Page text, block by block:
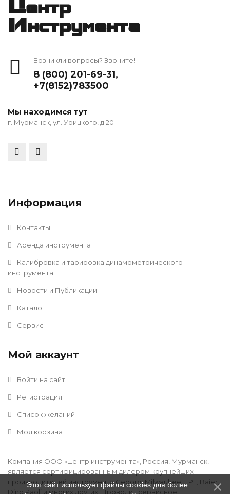
Центр
Инструмента
Возникли вопросы? Звоните!
8 (800) 201-69-31,
+7(8152)783500
Мы находимся тут
г. Мурманск, ул. Урицкого, д 20
Информация
Контакты
Аренда инструмента
Калибровка и тарировка динамометрического
инструмента
Новости и Публикации
Каталог
Сервис
Мой аккаунт
Войти на сайт
Регистрация
Список желаний
Моя корзина
Компания ООО «Центр инструмента», Россия, Мурманск,
является сертифицированным дилером крупнейших
производителей инструмента Gedore, Milwaukee, FPT, Baier,
Dino Paoli и многих других. Проводит сервисное
Этот сайт использует файлы cookies для более